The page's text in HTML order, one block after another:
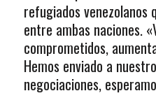
refugiados
entre ambas naciones.
comprometidos,
Hemos enviado a
negociaciones,